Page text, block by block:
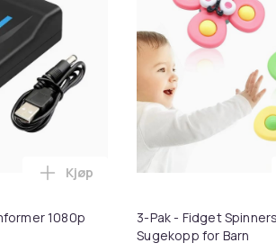
1080p
Legg SCART til HDMI-omformer
Kjøp
3-Pak - Fidget
Sugekopp for Barn